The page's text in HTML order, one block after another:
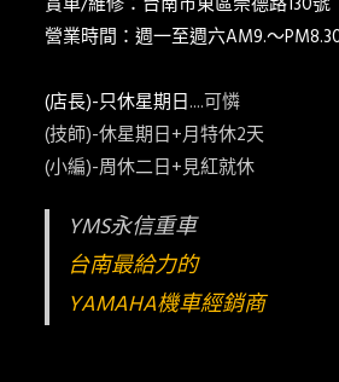
營業時間：週一至週六AM9.～
(店長)-只休星期日....可憐
(技師)-休星期日+月特休2天
(小編)-周休二日+見紅就休
YMS永信重車
台南最給力的
YAMAHA機車經銷商